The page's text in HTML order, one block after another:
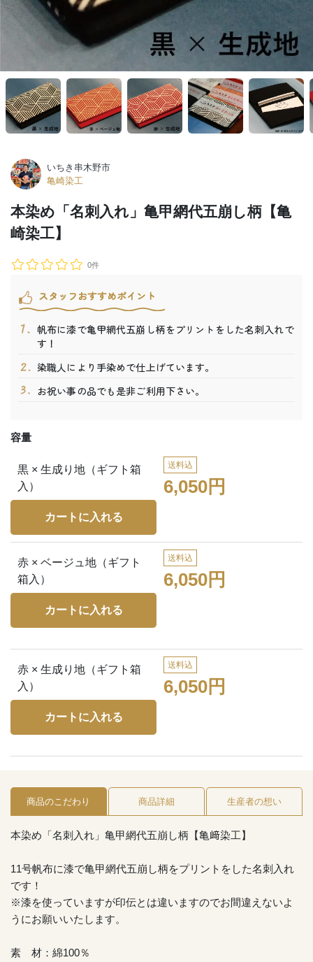
いちき串木野市
亀崎染工
本染め「名刺入れ」亀甲網代五崩し柄【亀
崎染工】
0件
スタッフおすすめポイント
帆布に漆で亀甲網代五崩し柄をプリントをした名刺入れで
す！
染職人により手染めで仕上げています。
お祝い事の品でも是非ご利用下さい。
容量
黒 × 生成り地（ギフト箱
入）
送料込
6,050円
赤 × ベージュ地（ギフト
箱入）
送料込
6,050円
赤 × 生成り地（ギフト箱
入）
送料込
6,050円
商品のこだわり 商品詳細 生産者の想い
本染め「名刺入れ」亀甲網代五崩し柄【亀﨑染工】
11号帆布に漆で亀甲網代五崩し柄をプリントをした名刺入れ
です！
※漆を使っていますが印伝とは違いますのでお間違えないよ
うにお願いいたします。
素 材：綿100％